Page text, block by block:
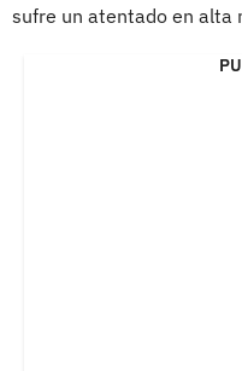
sufre un atentado en alta